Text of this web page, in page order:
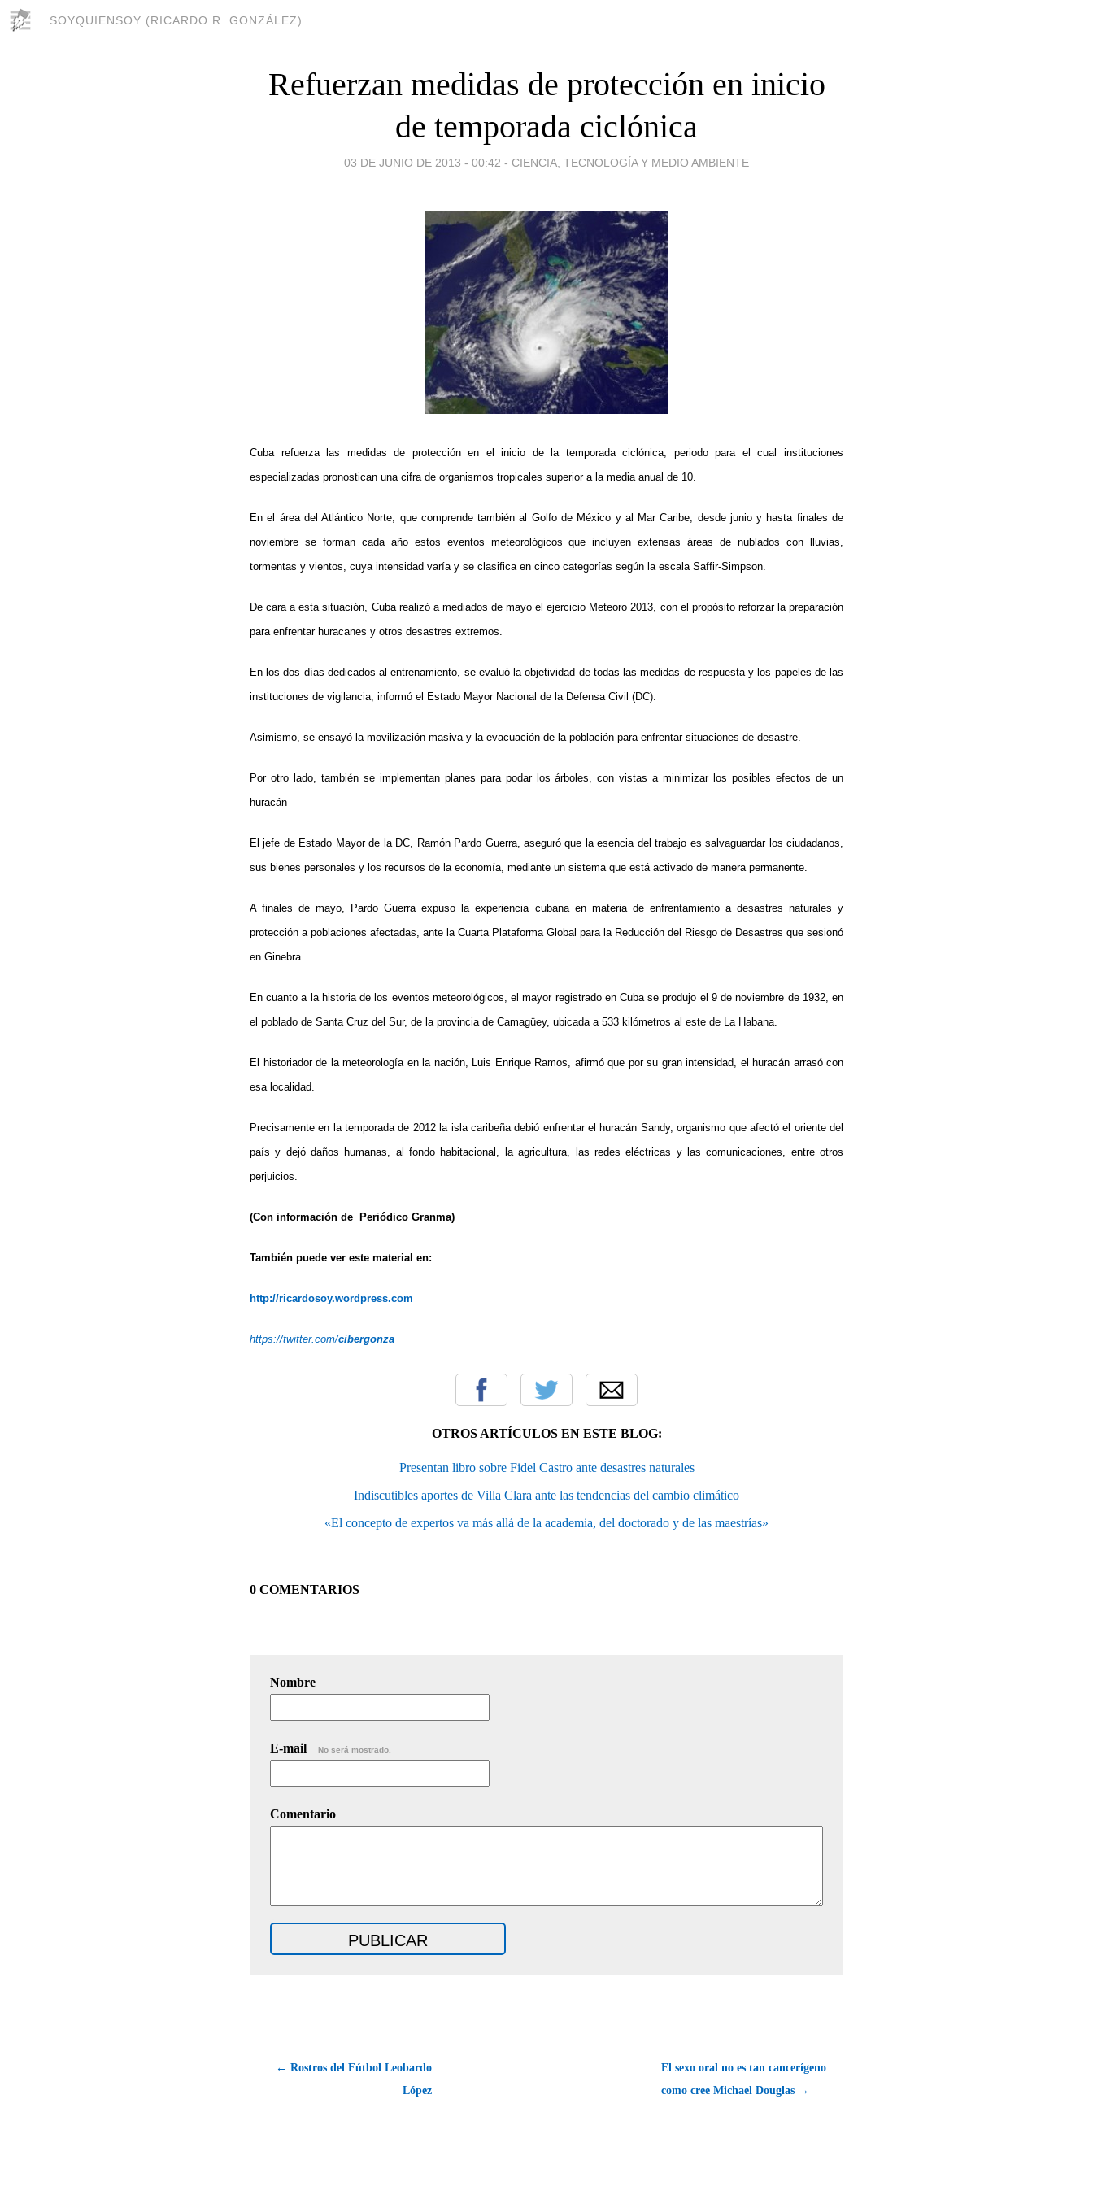
SOYQUIENSOY (RICARDO R. GONZÁLEZ)
Refuerzan medidas de protección en inicio
de temporada ciclónica
03 DE JUNIO DE 2013 - 00:42 - CIENCIA, TECNOLOGÍA Y MEDIO AMBIENTE
Cuba refuerza las medidas de protección en el inicio de la temporada ciclónica, periodo para el cual instituciones
especializadas pronostican una cifra de organismos tropicales superior a la media anual de 10.
En el área del Atlántico Norte, que comprende también al Golfo de México y al Mar Caribe, desde junio y hasta finales de
noviembre se forman cada año estos eventos meteorológicos que incluyen extensas áreas de nublados con lluvias,
tormentas y vientos, cuya intensidad varía y se clasifica en cinco categorías según la escala Saffir-Simpson.
De cara a esta situación, Cuba realizó a mediados de mayo el ejercicio Meteoro 2013, con el propósito reforzar la preparación
para enfrentar huracanes y otros desastres extremos.
En los dos días dedicados al entrenamiento, se evaluó la objetividad de todas las medidas de respuesta y los papeles de las
instituciones de vigilancia, informó el Estado Mayor Nacional de la Defensa Civil (DC).
Asimismo, se ensayó la movilización masiva y la evacuación de la población para enfrentar situaciones de desastre.
Por otro lado, también se implementan planes para podar los árboles, con vistas a minimizar los posibles efectos de un
huracán
El jefe de Estado Mayor de la DC, Ramón Pardo Guerra, aseguró que la esencia del trabajo es salvaguardar los ciudadanos,
sus bienes personales y los recursos de la economía, mediante un sistema que está activado de manera permanente.
A finales de mayo, Pardo Guerra expuso la experiencia cubana en materia de enfrentamiento a desastres naturales y
protección a poblaciones afectadas, ante la Cuarta Plataforma Global para la Reducción del Riesgo de Desastres que sesionó
en Ginebra.
En cuanto a la historia de los eventos meteorológicos, el mayor registrado en Cuba se produjo el 9 de noviembre de 1932, en
el poblado de Santa Cruz del Sur, de la provincia de Camagüey, ubicada a 533 kilómetros al este de La Habana.
El historiador de la meteorología en la nación, Luis Enrique Ramos, afirmó que por su gran intensidad, el huracán arrasó con
esa localidad.
Precisamente en la temporada de 2012 la isla caribeña debió enfrentar el huracán Sandy, organismo que afectó el oriente del
país y dejó daños humanas, al fondo habitacional, la agricultura, las redes eléctricas y las comunicaciones, entre otros
perjuicios.
(Con información de Periódico Granma)
También puede ver este material en:
http://ricardosoy.wordpress.com
https://twitter.com/cibergonza
OTROS ARTÍCULOS EN ESTE BLOG:
Presentan libro sobre Fidel Castro ante desastres naturales
Indiscutibles aportes de Villa Clara ante las tendencias del cambio climático
«El concepto de expertos va más allá de la academia, del doctorado y de las maestrías»
0 COMENTARIOS
Nombre
E-mail No será mostrado.
Comentario
← Rostros del Fútbol Leobardo
López
El sexo oral no es tan cancerígeno
como cree Michael Douglas →